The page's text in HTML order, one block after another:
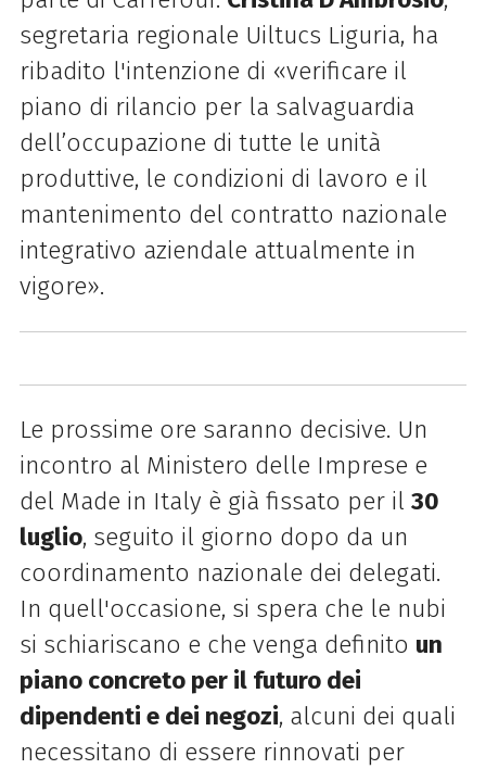
segretaria regionale Uiltucs Liguria, ha
ribadito l'intenzione di «verificare il
piano di rilancio per la salvaguardia
dell’occupazione di tutte le unità
produttive, le condizioni di lavoro e il
mantenimento del contratto nazionale
integrativo aziendale attualmente in
vigore».
Le prossime ore saranno decisive. Un
incontro al Ministero delle Imprese e
del Made in Italy è già fissato per il 30
luglio, seguito il giorno dopo da un
coordinamento nazionale dei delegati.
In quell'occasione, si spera che le nubi
si schiariscano e che venga definito un
piano concreto per il futuro dei
dipendenti e dei negozi, alcuni dei quali
necessitano di essere rinnovati per